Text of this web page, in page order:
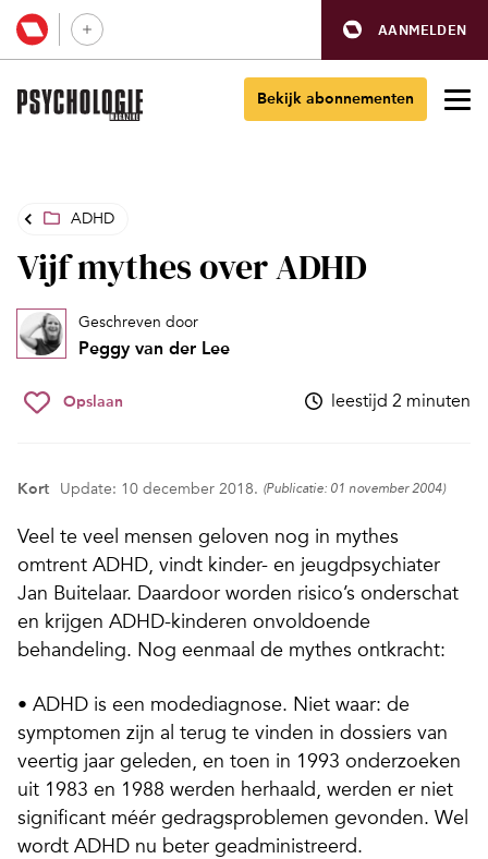
AANMELDEN
Bekijk abonnementen
ADHD
Vijf mythes over ADHD
Geschreven door
Peggy van der Lee
Opslaan leestijd 2 minuten
Kort Update: 10 december 2018. (Publicatie: 01 november 2004)
Veel te veel mensen geloven nog in mythes
omtrent ADHD, vindt kinder- en jeugdpsychiater
Jan Buitelaar. Daardoor worden risico’s onderschat
en krijgen ADHD-kinderen onvoldoende
behandeling. Nog eenmaal de mythes ontkracht:
• ADHD is een modediagnose. Niet waar: de
symptomen zijn al terug te vinden in dossiers van
veertig jaar geleden, en toen in 1993 onderzoeken
uit 1983 en 1988 werden herhaald, werden er niet
significant méér gedragsproblemen gevonden. Wel
wordt ADHD nu beter geadministreerd.